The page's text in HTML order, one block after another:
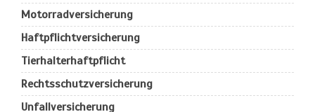
Motorradversicherung
Haftpflichtversicherung
Tierhalterhaftpflicht
Rechtsschutzversicherung
Unfallversicherung